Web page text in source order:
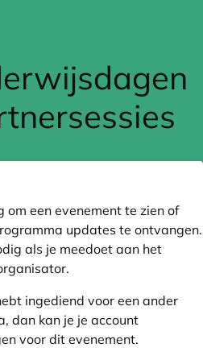
om een evenement te zien of
updates te ontvangen.
als je meedoet aan het
ingediend voor een ander
dan kan je je account
voor dit evenement.